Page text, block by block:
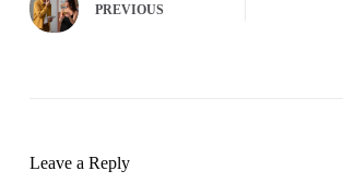
PREVIOUS
Leave a Reply